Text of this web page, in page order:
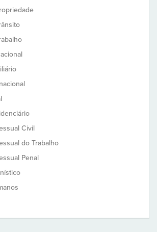
Civil
do Trabalho
Penal